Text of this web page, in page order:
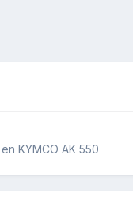
en KYMCO AK 550